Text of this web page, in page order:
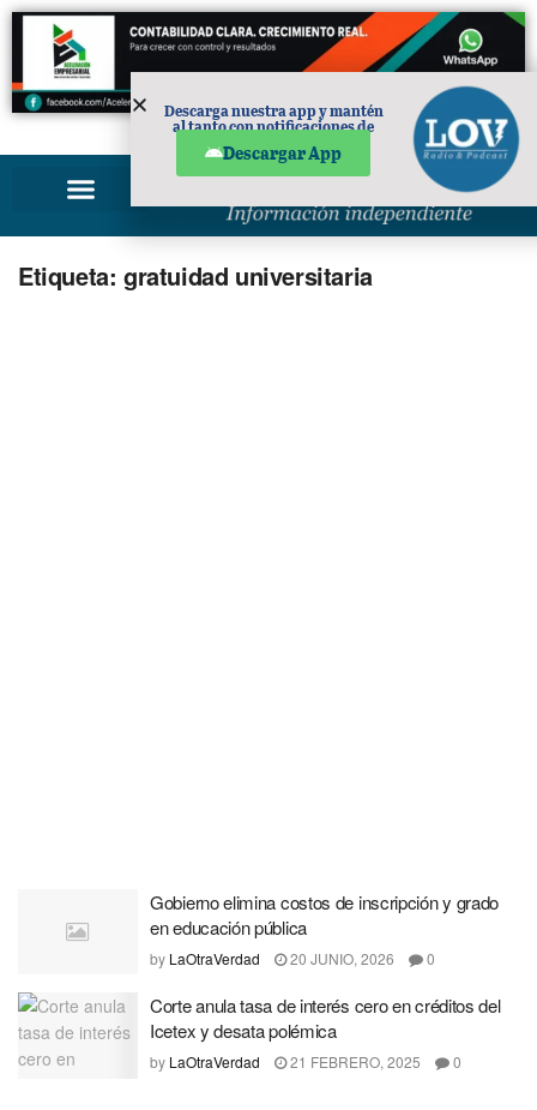
PUBLICIDAD
Etiqueta: gratuidad universitaria
Gobierno elimina costos de inscripción y grado
en educación pública
by LaOtraVerdad 20 JUNIO, 2026 0
Corte anula tasa de interés cero en créditos del
Icetex y desata polémica
by LaOtraVerdad 21 FEBRERO, 2025 0
Descarga nuestra app y mantén
al tanto con notificaciones de
Descargar App